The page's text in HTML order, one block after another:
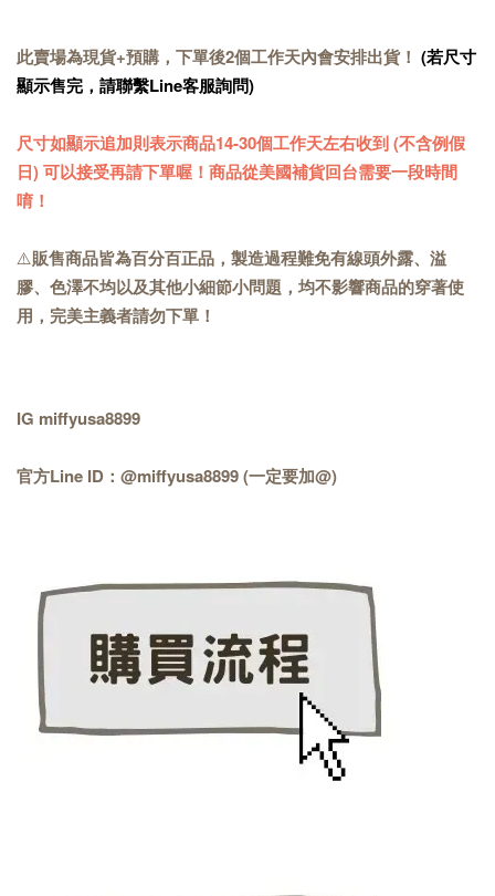
此賣場為現貨+預購，下單後2個工作天內會安排出貨！ (若尺寸
顯示售完，請聯繫Line客服詢問)
尺寸如顯示追加則表示商品14-30個工作天左右收到 (不含例假
日) 可以接受再請下單喔！商品從美國補貨回台需要一段時間
唷！
⚠️販售商品皆為百分百正品，製造過程難免有線頭外露、溢
膠、色澤不均以及其他小細節小問題，均不影響商品的穿著使
用，完美主義者請勿下單！
IG miffyusa8899
官方Line ID：@miffyusa8899 (一定要加@)